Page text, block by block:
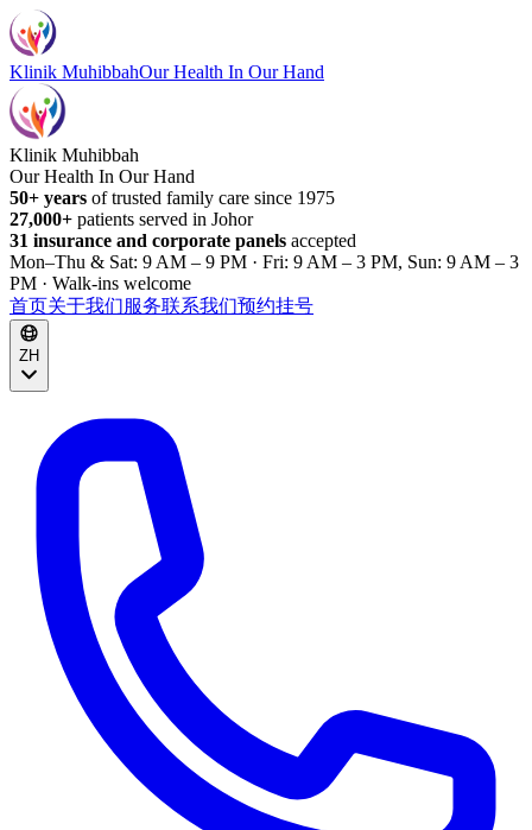
Klinik MuhibbahOur Health In Our Hand
Klinik Muhibbah
Our Health In Our Hand
50+ years of trusted family care since 1975
27,000+ patients served in Johor
31 insurance and corporate panels accepted
Mon–Thu & Sat: 9 AM – 9 PM · Fri: 9 AM – 3 PM, Sun: 9 AM – 3
PM · Walk-ins welcome
首页关于我们服务联系我们预约挂号
ZH